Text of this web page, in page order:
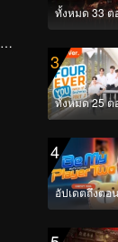
ทั้งหมด 33 ต
3
ทั้งหมด 25 ต
4
อัปเดตถึงตอ